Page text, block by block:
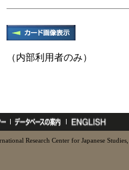
（内部利用者のみ）
Research Center for Japanese